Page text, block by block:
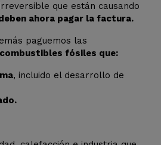
que están causando
ahora pagar la factura.
paguemos las
fósiles que:
, incluido el desarrollo de